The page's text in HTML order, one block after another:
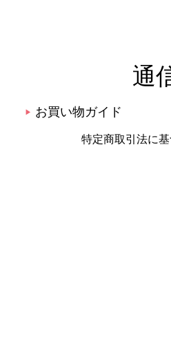
通
▶ お買い物ガイド
特定商取引法に